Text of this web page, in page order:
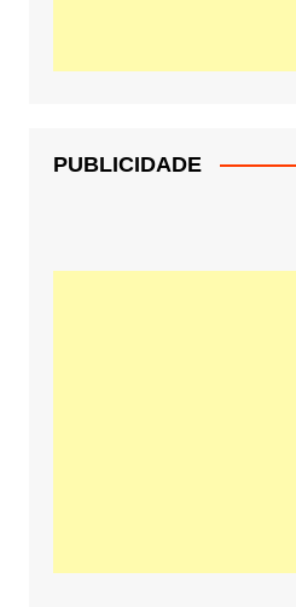
PUBLICIDADE